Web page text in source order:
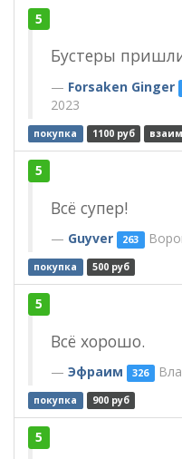
5
Бустеры
Forsaken Ginger
2023
покупка 1100 руб
5
Всё супер!
Guyver 263
покупка 500 руб
5
Всё хорошо.
Эфраим 326
покупка 900 руб
5